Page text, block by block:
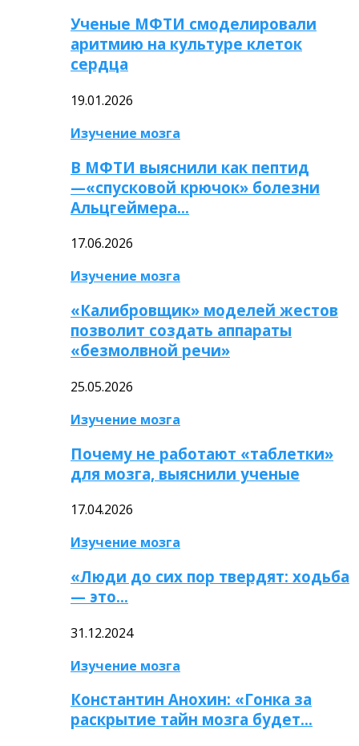
Ученые МФТИ смоделировали
аритмию на культуре клеток
сердца
19.01.2026
Изучение мозга
В МФТИ выяснили как пептид
—«спусковой крючок» болезни
Альцгеймера…
17.06.2026
Изучение мозга
«Калибровщик» моделей жестов
позволит создать аппараты
«безмолвной речи»
25.05.2026
Изучение мозга
Почему не работают «таблетки»
для мозга, выяснили ученые
17.04.2026
Изучение мозга
«Люди до сих пор твердят: ходьба
— это…
31.12.2024
Изучение мозга
Константин Анохин: «Гонка за
раскрытие тайн мозга будет…